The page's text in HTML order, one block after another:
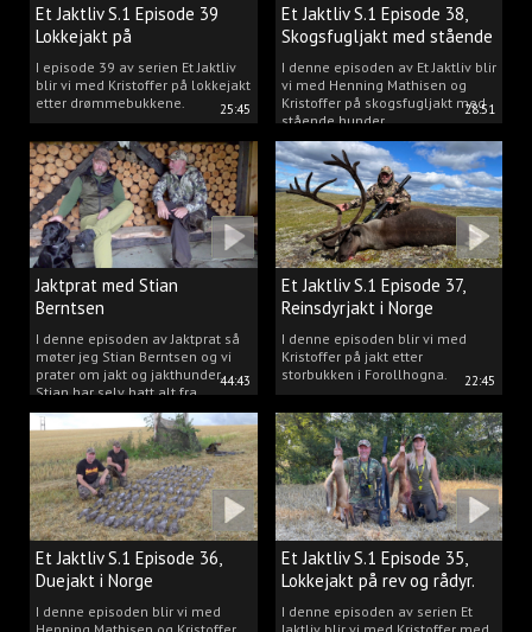
25:45
Et Jaktliv S.1 Episode 39
Lokkejakt på
drømmebukkene
I episode 39 av serien Et Jaktliv
blir vi med Kristoffer på lokkejakt
etter drømmebukkene.
28:51
Et Jaktliv S.1 Episode 38,
Skogsfugljakt med stående
hunder.
I denne episoden av Et Jaktliv blir
vi med Henning Mathisen og
Kristoffer på skogsfugljakt med
stående hunder.
44:43
Jaktprat med Stian
Berntsen
I denne episoden av Jaktprat så
møter jeg Stian Berntsen og vi
prater om jakt og jakthunder.
Stian har selv hatt alt fra
støvere, til elghunder,
rådyrhunder, spetser, apportører
og stående fuglehunder.
22:45
Et Jaktliv S.1 Episode 37,
Reinsdyrjakt i Norge
I denne episoden blir vi med
Kristoffer på jakt etter
storbukken i Forollhogna.
Et Jaktliv S.1 Episode 36,
Duejakt i Norge
I denne episoden blir vi med
Et Jaktliv S.1 Episode 35,
Lokkejakt på rev og rådyr.
I denne episoden av serien Et